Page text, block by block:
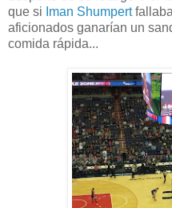
que si Iman Shumpert
aficionados ganarían un
comida rápida...